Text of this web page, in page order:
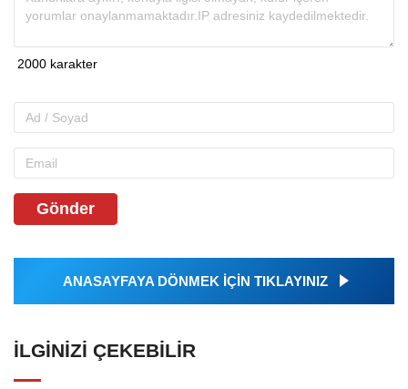
Gönder
ANASAYFAYA DÖNMEK İÇİN TIKLAYINIZ
İLGINIZI ÇEKEBILIR